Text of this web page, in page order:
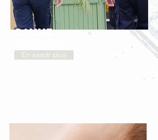
En savoir plus
GAMME